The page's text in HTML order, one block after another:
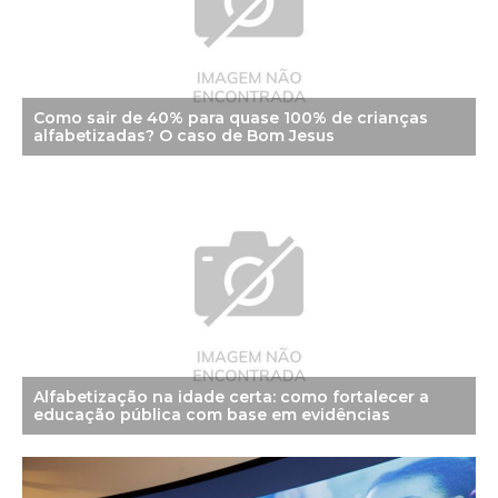
Como sair de 40% para quase 100% de crianças
alfabetizadas? O caso de Bom Jesus
Alfabetização na idade certa: como fortalecer a
educação pública com base em evidências